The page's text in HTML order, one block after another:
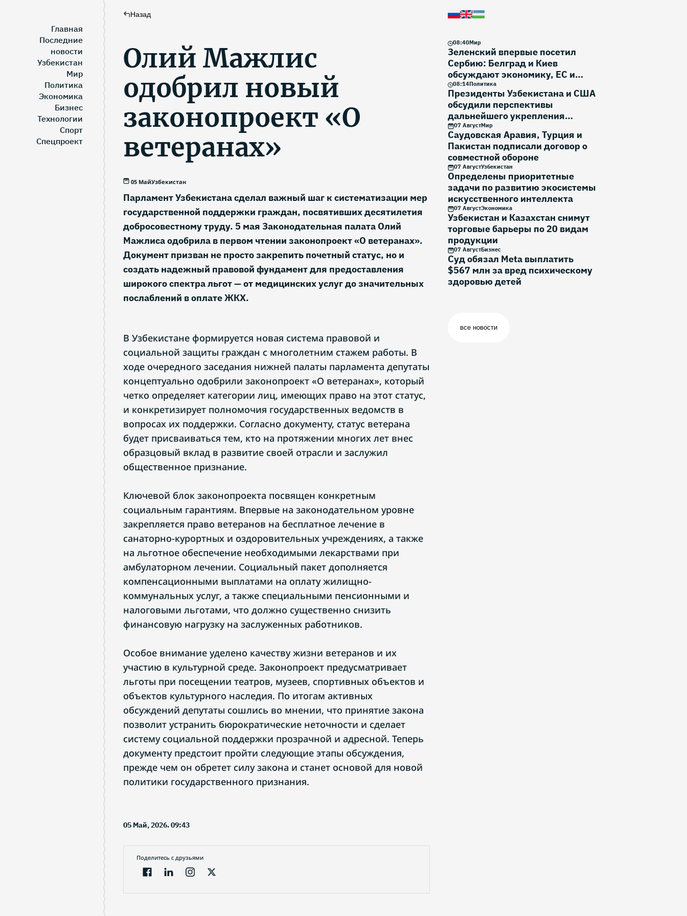
Главная
Последние
новости
Узбекистан
Мир
Политика
Экономика
Бизнес
Технологии
Спорт
Спецпроект
Назад
Олий Мажлис
одобрил новый
законопроект «О
ветеранах»
05 МайУзбекистан
Парламент Узбекистана сделал важный шаг к систематизации мер
государственной поддержки граждан, посвятивших десятилетия
добросовестному труду. 5 мая Законодательная палата Олий
Мажлиса одобрила в первом чтении законопроект «О ветеранах».
Документ призван не просто закрепить почетный статус, но и
создать надежный правовой фундамент для предоставления
широкого спектра льгот — от медицинских услуг до значительных
послаблений в оплате ЖКХ.
В Узбекистане формируется новая система правовой и
социальной защиты граждан с многолетним стажем работы. В
ходе очередного заседания нижней палаты парламента депутаты
концептуально одобрили законопроект «О ветеранах», который
четко определяет категории лиц, имеющих право на этот статус,
и конкретизирует полномочия государственных ведомств в
вопросах их поддержки. Согласно документу, статус ветерана
будет присваиваться тем, кто на протяжении многих лет внес
образцовый вклад в развитие своей отрасли и заслужил
общественное признание.
Ключевой блок законопроекта посвящен конкретным
социальным гарантиям. Впервые на законодательном уровне
закрепляется право ветеранов на бесплатное лечение в
санаторно-курортных и оздоровительных учреждениях, а также
на льготное обеспечение необходимыми лекарствами при
амбулаторном лечении. Социальный пакет дополняется
компенсационными выплатами на оплату жилищно-
коммунальных услуг, а также специальными пенсионными и
налоговыми льготами, что должно существенно снизить
финансовую нагрузку на заслуженных работников.
Особое внимание уделено качеству жизни ветеранов и их
участию в культурной среде. Законопроект предусматривает
льготы при посещении театров, музеев, спортивных объектов и
объектов культурного наследия. По итогам активных
обсуждений депутаты сошлись во мнении, что принятие закона
позволит устранить бюрократические неточности и сделает
систему социальной поддержки прозрачной и адресной. Теперь
документу предстоит пройти следующие этапы обсуждения,
прежде чем он обретет силу закона и станет основой для новой
политики государственного признания.
05 Май, 2026. 09:43
Поделитесь с друзьями
08:40Мир
Зеленский впервые посетил
Сербию: Белград и Киев
обсуждают экономику, ЕС и
безопасность
08:14Политика
Президенты Узбекистана и США
обсудили перспективы
дальнейшего укрепления
двусторонних отношений
07 АвгустМир
Саудовская Аравия, Турция и
Пакистан подписали договор о
совместной обороне
07 АвгустУзбекистан
Определены приоритетные
задачи по развитию экосистемы
искусственного интеллекта
07 АвгустЭкономика
Узбекистан и Казахстан снимут
торговые барьеры по 20 видам
продукции
07 АвгустБизнес
Суд обязал Meta выплатить
$567 млн за вред психическому
здоровью детей
все новости